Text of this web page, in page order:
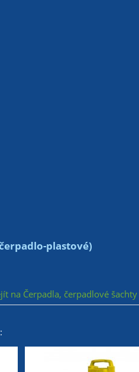
plastové)
na Čerpadla, čerpadlové šachty